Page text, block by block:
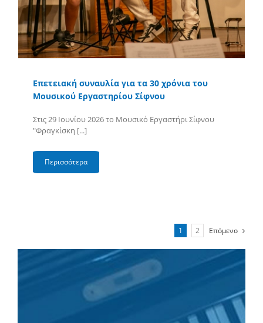
Επετειακή συναυλία για τα 30 χρόνια του
Μουσικού Εργαστηρίου Σίφνου
Στις 29 Ιουνίου 2026 το Μουσικό Εργαστήρι Σίφνου
"Φραγκίσκη [...]
Περισσότερα
1 2 Επόμενο